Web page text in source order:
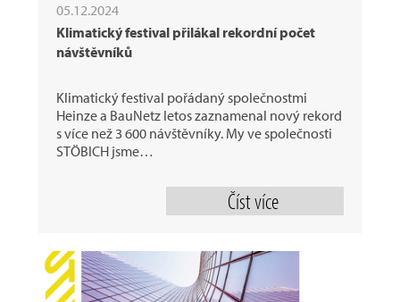
05.12.2024
Klimatický festival přilákal rekordní počet
návštěvníků
Klimatický festival pořádaný společnostmi
Heinze a BauNetz letos zaznamenal nový rekord
s více než 3 600 návštěvníky. My ve společnosti
STÖBICH jsme…
Číst více